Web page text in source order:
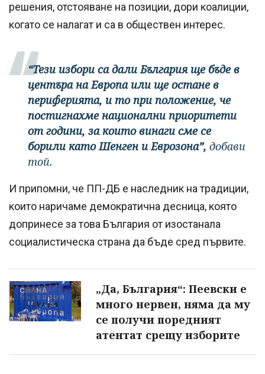
решения, отстояване на позиции, дори коалиции,
когато се налагат и са в обществен интерес.
“Тези избори са дали България ще бъде в
центъра на Европа или ще остане в
периферията, и то при положение, че
постигнахме национални приоритети
от години, за които винаги сме се
борили като Шенген и Еврозона”, добави
той.
И припомни, че ПП-ДБ е наследник на традиции,
които наричаме демократична десница, която
допринесе за това България от изостанала
социалистическа страна да бъде сред първите.
„Да, България“: Пеевски е
много нервен, няма да му
се получи поредният
атентат срещу изборите